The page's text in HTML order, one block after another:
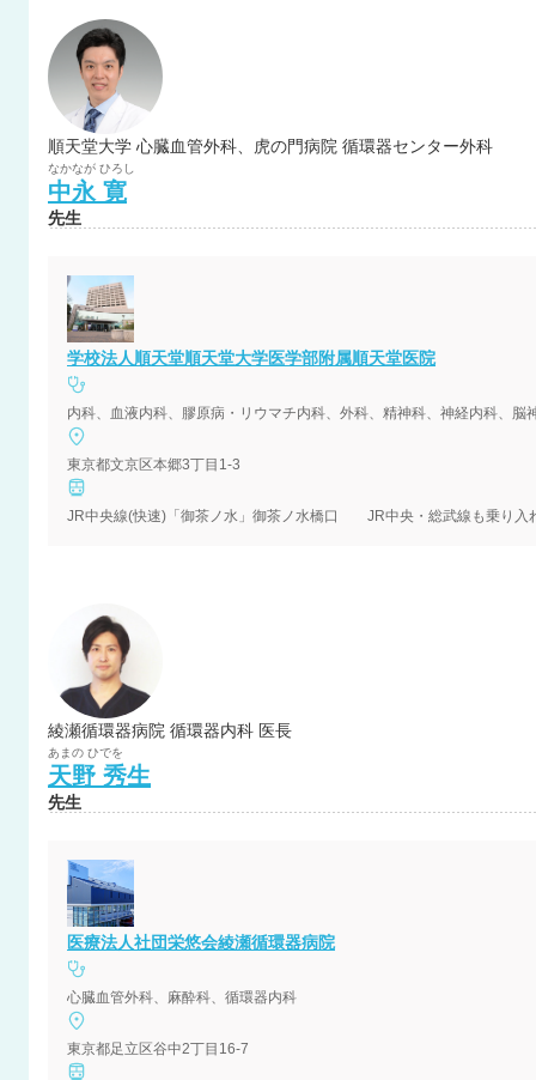
順天堂大学 心臓血管外科、虎の門病院 循環器センター外科
なかなが ひろし
中永 寛
先生
学校法人順天堂順天堂大学医学部附属順天堂医院
内科、血液内科、膠原病・リウマチ内科、外科、精神科、神経内科、
東京都文京区本郷3丁目1-3
JR中央線(快速)「御茶ノ水」御茶ノ水橋口 JR中央・総武線も乗り入
綾瀬循環器病院 循環器内科 医長
あまの ひでを
天野 秀生
先生
医療法人社団栄悠会綾瀬循環器病院
心臓血管外科、麻酔科、循環器内科
東京都足立区谷中2丁目16-7